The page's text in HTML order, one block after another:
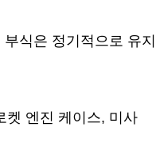
식은 정기적으로 유
켓 엔진 케이스, 미사